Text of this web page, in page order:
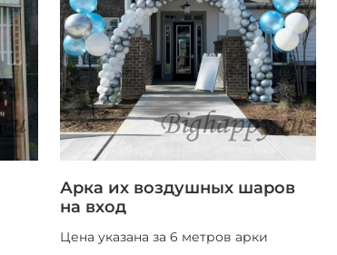
Арка их воздушных шаров
на вход
Цена указана за 6 метров арки